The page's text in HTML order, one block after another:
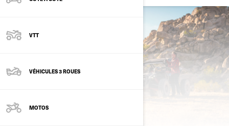
VTT
VÉHICULES 3 ROUES
MOTOS
À PROPOS DE CAN-AM